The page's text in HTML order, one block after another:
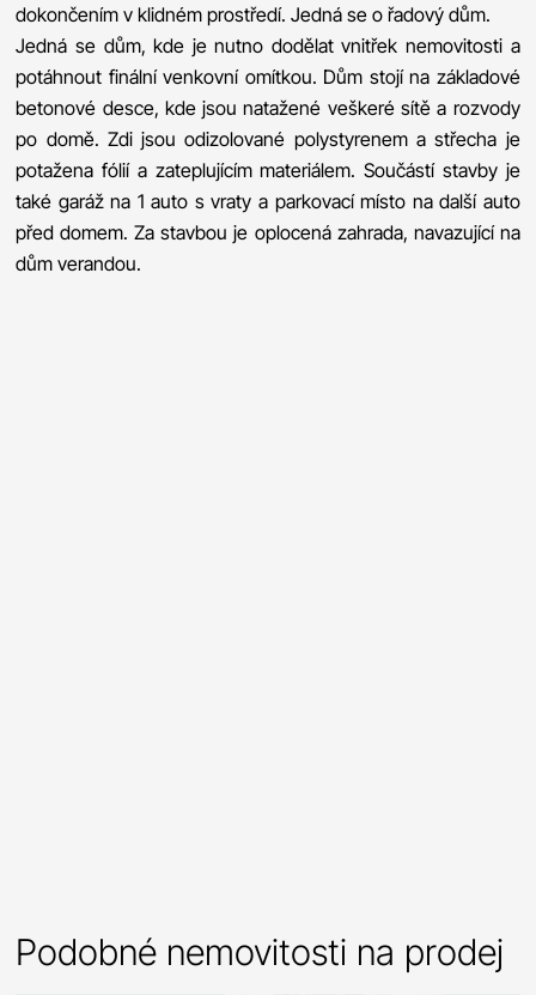
dokončením v klidném prostředí. Jedná se o řadový dům.
Jedná se dům, kde je nutno dodělat vnitřek nemovitosti a
potáhnout finální venkovní omítkou. Dům stojí na základové
betonové desce, kde jsou natažené veškeré sítě a rozvody
po domě. Zdi jsou odizolované polystyrenem a střecha je
potažena fólií a zateplujícím materiálem. Součástí stavby je
také garáž na 1 auto s vraty a parkovací místo na další auto
před domem. Za stavbou je oplocená zahrada, navazující na
dům verandou.
Podobné nemovitosti na prodej